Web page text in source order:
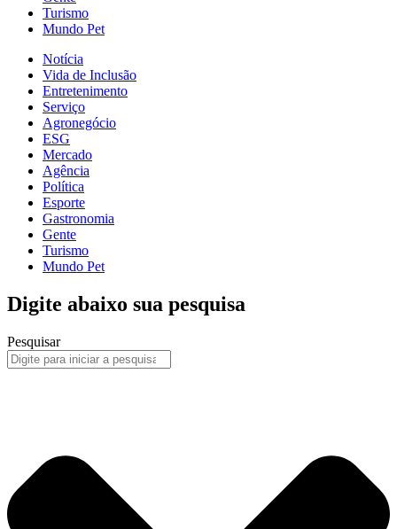
Turismo
Mundo Pet
Notícia
Vida de Inclusão
Entretenimento
Serviço
Agronegócio
ESG
Mercado
Agência
Política
Esporte
Gastronomia
Gente
Turismo
Mundo Pet
Digite abaixo sua pesquisa
Pesquisar